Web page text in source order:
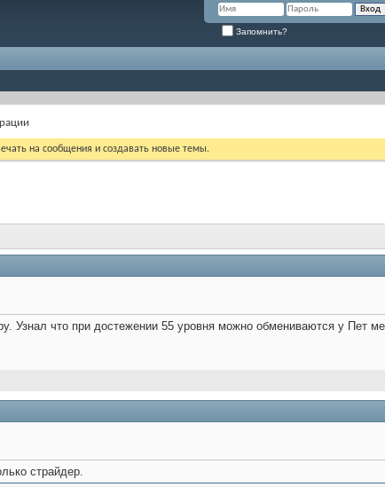
Запомнить?
на сообщения и создавать новые темы.
Узнал что при достежении 55 уровня можно обмениваются у Пет
страйдер.